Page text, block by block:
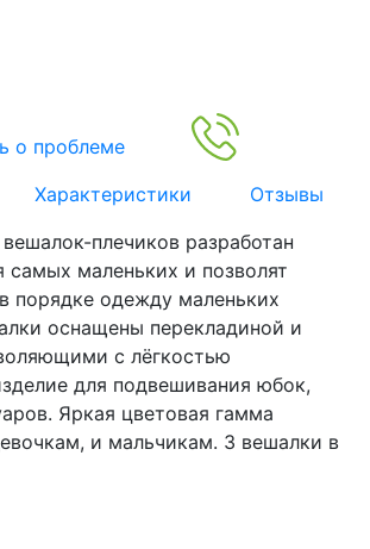
о проблеме
Характеристики
Отзывы
плечиков разработан
самых маленьких и позволят
порядке одежду маленьких
оснащены перекладиной и
с лёгкостью
для подвешивания юбок,
Яркая цветовая гамма
и мальчикам. 3 вешалки в